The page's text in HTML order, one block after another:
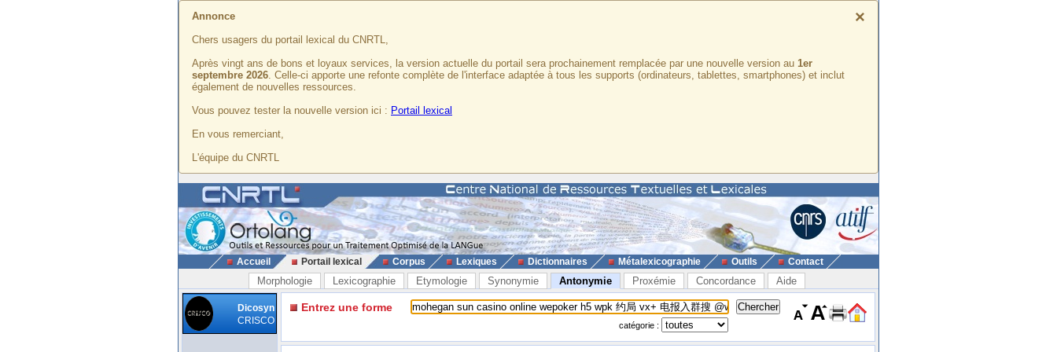
×
Annonce
Chers usagers du portail lexical du CNRTL,
Après vingt ans de bons et loyaux services, la version actuelle du portail sera prochainement remplacée par une nouvelle version au 1er
septembre 2026. Celle-ci apporte une refonte complète de l'interface adaptée à tous les supports (ordinateurs, tablettes, smartphones) et inclut
également de nouvelles ressources.
Vous pouvez tester la nouvelle version ici : Portail lexical
En vous remerciant,
L'équipe du CNRTL
Accueil Portail lexical Corpus Lexiques Dictionnaires Métalexicographie Outils Contact
Morphologie Lexicographie Etymologie Synonymie Antonymie Proxémie Concordance Aide
Dicosyn
CRISCO
Entrez une forme
catégorie :